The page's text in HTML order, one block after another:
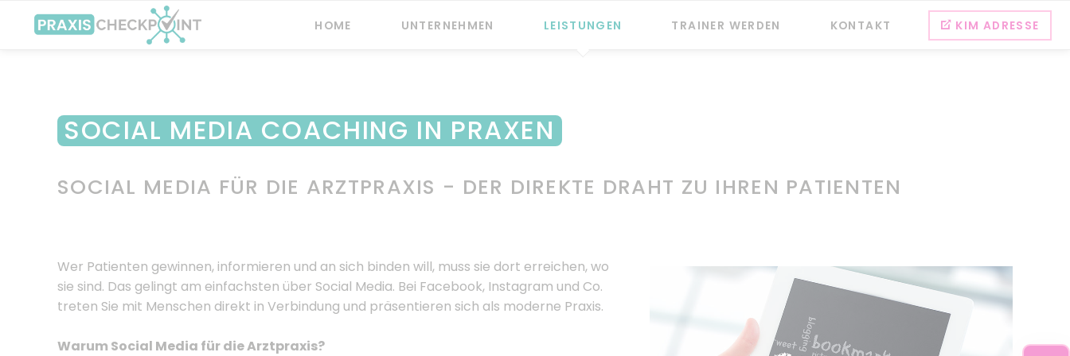
HOME UNTERNEHMEN
Service
LEISTUNGEN
TELEMATIK Checkpoint
TRAINER WERDEN KONTAKT KIM ADRESSE
SOCIAL MEDIA COACHING IN PRAXEN
SOCIAL MEDIA FÜR DIE ARZTPRAXIS - DER DIREKTE DRAHT ZU IHREN PATIENTEN
Wer Patienten gewinnen, informieren und an sich binden will, muss sie dort erreichen, wo
sie sind. Das gelingt am einfachsten über Social Media. Bei Facebook, Instagram und Co.
treten Sie mit Menschen direkt in Verbindung und präsentieren sich als moderne Praxis.
Warum Social Media für die Arztpraxis?